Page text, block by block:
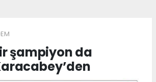
şampiyon da